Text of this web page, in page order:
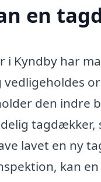
en
i Kyndby har
vedligeholdes
den indre
tagdækker,
lavet en ny
kan